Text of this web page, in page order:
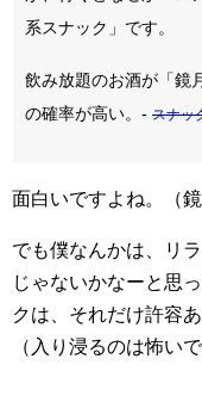
系スナック」です。
飲み放題のお酒が「鏡
の確率が高い。- スナッ
面白いですよね。（
でも僕なんかは、リ
じゃないかなーと思
クは、それだけ許容
（入り浸るのは怖い